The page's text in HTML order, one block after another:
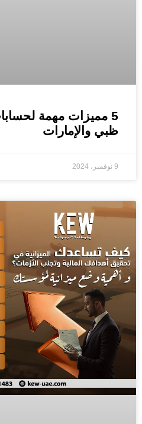
5 مميزات مهمة
ظبي والإمارات
9 نوفمبر، 2024